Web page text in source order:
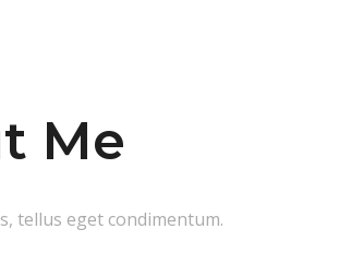
Me
tellus eget condimentum.